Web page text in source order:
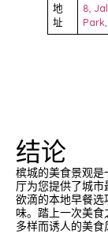
地
址
8,
结论
槟城的美食景观
厅为您提供了城
欲滴的本地早餐
味。踏上一次美
多样而诱人的美食